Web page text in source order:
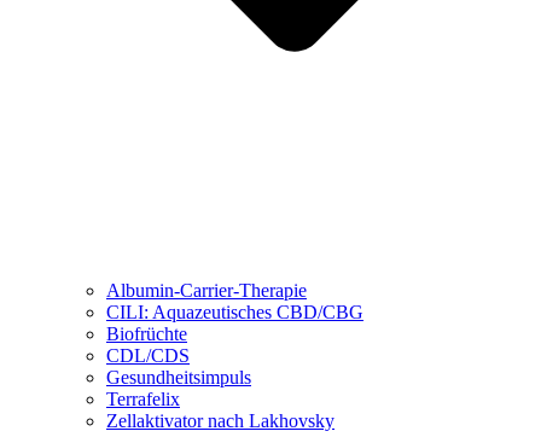
Albumin-Carrier-Therapie
CILI: Aquazeutisches CBD/CBG
Biofrüchte
CDL/CDS
Gesundheitsimpuls
Terrafelix
Zellaktivator nach Lakhovsky